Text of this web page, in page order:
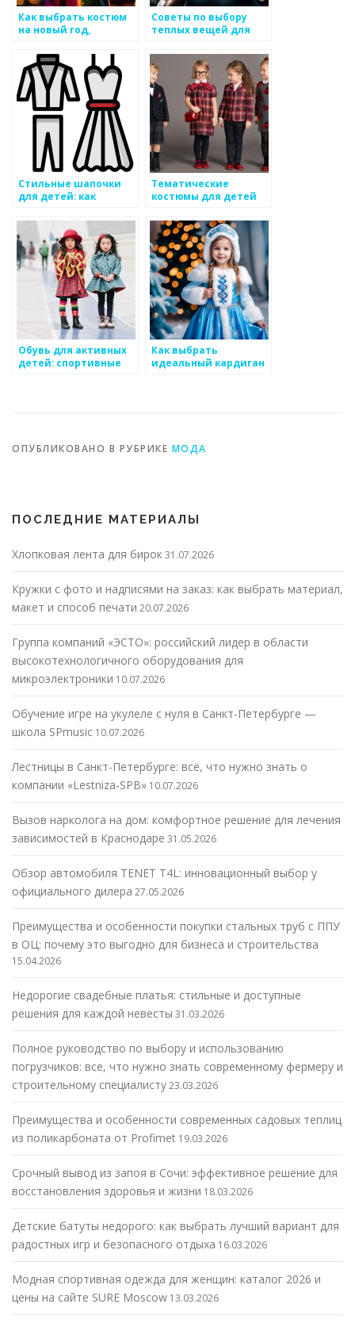
Как выбрать костюм
на новый год,
и комфорт для
ребенка
Советы по выбору
теплых вещей для
Стильные шапочки
для детей: как
Тематические
костюмы для детей
Обувь для активных
детей: спортивные
Как выбрать
идеальный кардиган
ОПУБЛИКОВАНО В РУБРИКЕ МОДА
ПОСЛЕДНИЕ МАТЕРИАЛЫ
Хлопковая лента для бирок 31.07.2026
Кружки с фото и надписями на заказ: как выбрать материал,
макет и способ печати 20.07.2026
Группа компаний «ЭСТО»: российский лидер в области
высокотехнологичного оборудования для
микроэлектроники 10.07.2026
Обучение игре на укулеле с нуля в Санкт-Петербурге —
школа SPmusic 10.07.2026
Лестницы в Санкт-Петербурге: всё, что нужно знать о
компании «Lestniza-SPB» 10.07.2026
Вызов нарколога на дом: комфортное решение для лечения
зависимостей в Краснодаре 31.05.2026
Обзор автомобиля TENET T4L: инновационный выбор у
официального дилера 27.05.2026
Преимущества и особенности покупки стальных труб с ППУ
в ОЦ: почему это выгодно для бизнеса и строительства
15.04.2026
Недорогие свадебные платья: стильные и доступные
решения для каждой невесты 31.03.2026
Полное руководство по выбору и использованию
погрузчиков: все, что нужно знать современному фермеру и
строительному специалисту23.03.2026
Преимущества и особенности современных садовых теплиц
из поликарбоната от Profimet 19.03.2026
Срочный вывод из запоя в Сочи: эффективное решение для
восстановления здоровья и жизни 18.03.2026
Детские батуты недорого: как выбрать лучший вариант для
радостных игр и безопасного отдыха 16.03.2026
Модная спортивная одежда для женщин: каталог 2026 и
цены на сайте SURE Moscow 13.03.2026